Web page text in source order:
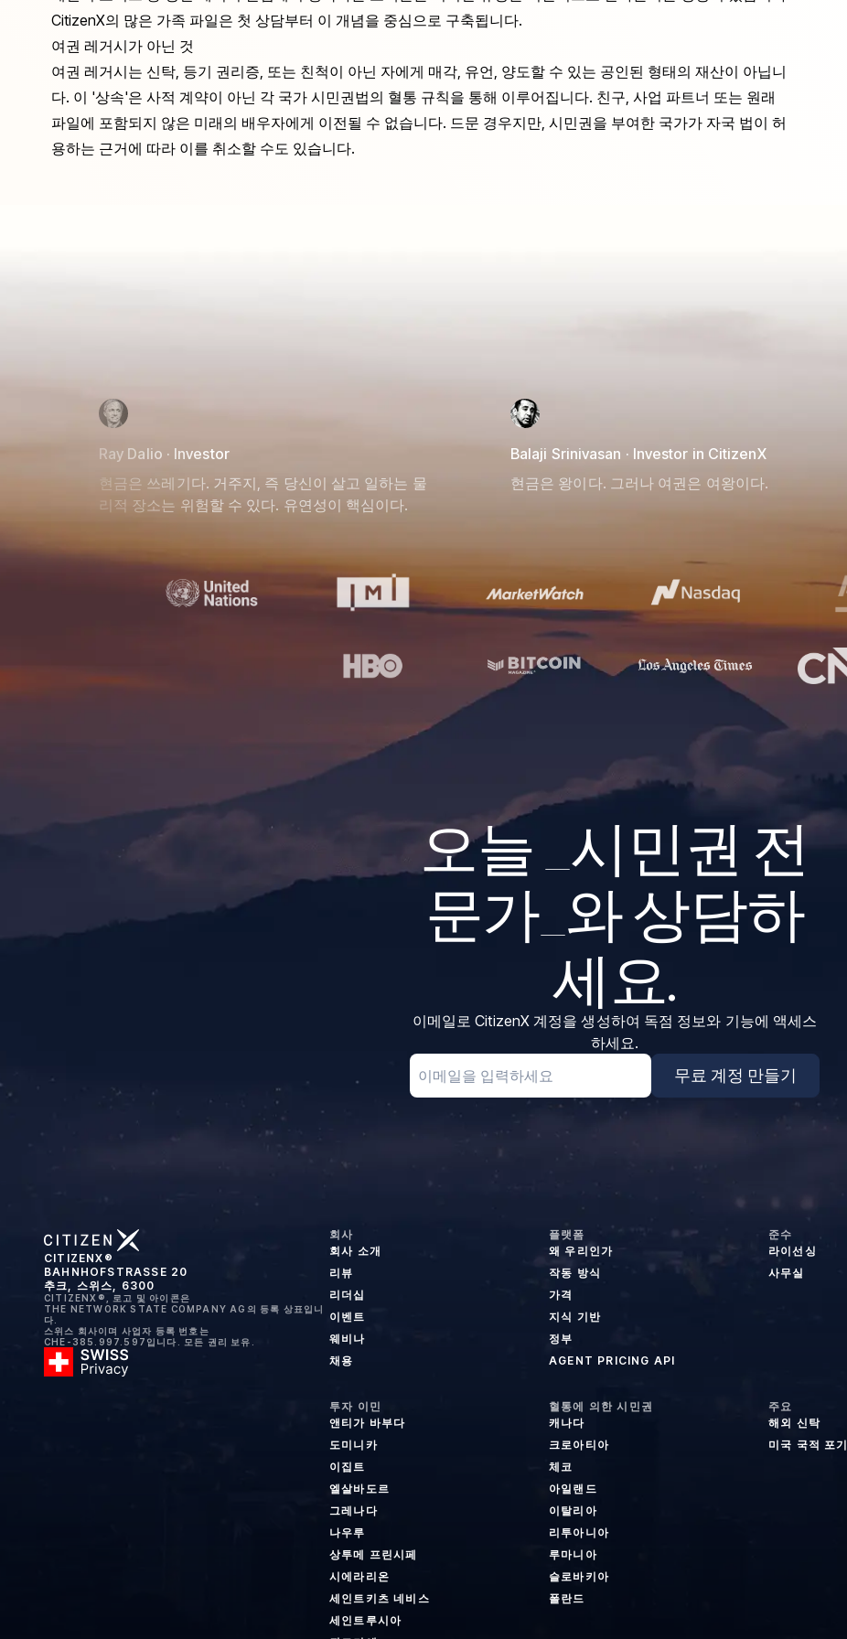
CitizenX의 많은 가족 파일은 첫 상담부터 이 개념을 중심으로 구축됩니다.
여권 레거시가 아닌 것
여권 레거시는 신탁, 등기 권리증, 또는 친척이 아닌 자에게 매각, 유언, 양도할 수 있는 공인된 형태의 재산이 아닙니
다. 이 '상속'은 사적 계약이 아닌 각 국가 시민권법의 혈통 규칙을 통해 이루어집니다. 친구, 사업 파트너 또는 원래
파일에 포함되지 않은 미래의 배우자에게 이전될 수 없습니다. 드문 경우지만, 시민권을 부여한 국가가 자국 법이 허
용하는 근거에 따라 이를 취소할 수도 있습니다.
Ray Dalio · Investor
현금은 쓰레기다. 거주지, 즉 당신이 살고 일하는 물
리적 장소는 위험할 수 있다. 유연성이 핵심이다.
Balaji Srinivasan · Investor in CitizenX
현금은 왕이다. 그러나 여권은 여왕이다.
오늘 _시민권 전
문가_와 상담하
세요.
이메일로 CitizenX 계정을 생성하여 독점 정보와 기능에 액세스
하세요.
Email
무료 계정 만들기
CITIZENX®
BAHNHOFSTRASSE 20
추크, 스위스, 6300
CITIZENX®, 로고 및 아이콘은
THE NETWORK STATE COMPANY AG의 등록 상표입니
다.
스위스 회사이며 사업자 등록 번호는
CHE-385.997.597입니다. 모든 권리 보유.
회사
회사 소개
리뷰
리더십
이벤트
웨비나
채용
플랫폼
왜 우리인가
작동 방식
가격
지식 기반
정부
AGENT PRICING API
준수
라이선싱
사무실
투자 이민
앤티가 바부다
도미니카
이집트
엘살바도르
그레나다
나우루
상투메 프린시페
시에라리온
세인트키츠 네비스
세인트루시아
혈통에 의한 시민권
캐나다
크로아티아
체코
아일랜드
이탈리아
리투아니아
루마니아
슬로바키아
폴란드
주요
해외 신탁
미국 국적 포기